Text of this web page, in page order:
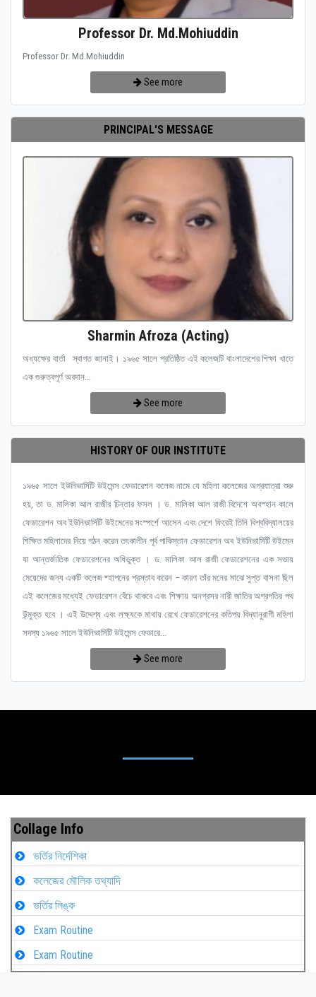
Professor Dr. Md.Mohiuddin
Professor Dr. Md.Mohiuddin
See more
PRINCIPAL'S MESSAGE
Sharmin Afroza (Acting)
অধ্যক্ষের বার্তা স্বাগত জানাই। ১৯৬৫ সালে প্রতিষ্ঠিত এই কলেজটি বাংলাদেশের শিক্ষা খাতে
এক গুরুত্বপূর্ণ অবদান...
See more
HISTORY OF OUR INSTITUTE
১৯৬৫ সালে ইউনিভার্সিটি উইমেন্স ফেডারেশন কলেজ নামে যে মহিলা কলেজের অগ্রযাত্রা শুরু
হয়, তা ড. মালিকা আল রাজীর চিন্তার ফসল । ড. মালিকা আল রাজী বিদেশে অবস্হান কালে
ফেডারেশন অব ইউনিভার্সিটি উইমেনের সংস্পর্শে আসেন এবং দেশে ফিরেই তিনি বিশ্ববিদ্যালয়ের
শিক্ষিত মহিলাদের নিয়ে গঠন করেন তৎকালীন পূর্ব পাকিস্তান ফেডারেশন অব ইউনিভার্সিটি উইমেন
যা আন্তর্জাতিক ফেডারেশনের অধিভুক্ত । ড. মালিকা আল রাজী ফেডারেশনের এক সভায়
মেয়েদের জন্য একটি কলেজ ষ্হাপনের প্রস্তাব করেন – কারণ তাঁর মনের মাঝে সুপ্ত বাসনা ছিল
এই কলেজের মধ্যেই ফেডারেশন বেঁচে থাকবে এবং শিক্ষায় অনগ্রসর নারী জাতির অগ্রগতির পথ
উন্মুক্ত হবে । এই উদ্দেশ্য এবং লক্ষ্যকে মাথায় রেখে ফেডারেশনের কতিপয় বিদ্যানুরাগী মহিলা
সদস্য ১৯৬৫ সালে ইউনিভার্সিটি উইমেন্স ফেডারে...
See more
Collage Info
ভর্তির নির্দেশিকা
কলেজের মৌলিক তথ্যাদি
ভর্তির লিঙ্ক
Exam Routine
Exam Routine